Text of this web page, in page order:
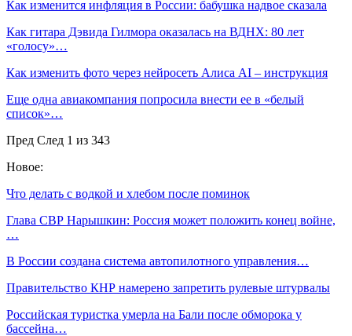
Как изменится инфляция в России: бабушка надвое сказала
Как гитара Дэвида Гилмора оказалась на ВДНХ: 80 лет
«голосу»…
Как изменить фото через нейросеть Алиса AI – инструкция
Еще одна авиакомпания попросила внести ее в «белый
список»…
Пред След 1 из 343
Новое:
Что делать с водкой и хлебом после поминок
Глава СВР Нарышкин: Россия может положить конец войне,
…
В России создана система автопилотного управления…
Правительство КНР намерено запретить рулевые штурвалы
Российская туристка умерла на Бали после обморока у
бассейна…